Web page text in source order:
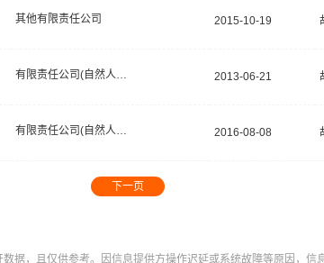
其他有限责任公司 2015-10-19
有限责任公司(自然人投资或控股) 2013-06-21
有限责任公司(自然人独资) 2016-08-08
下一页
据，且仅供参考。因信息提供方操作迟延或系统故障等原因，信